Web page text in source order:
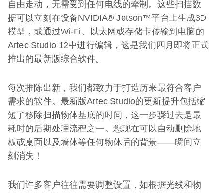
自由走动，无需受到任何电线的牵制。这些扫描数
据可以立刻在设备NVIDIA® Jetson™平台上生成3D
模型，或通过Wi-Fi、以太网或存储卡传输到电脑的
Artec Studio 12中进行编辑，这是我们四月即将正式
推出的最新版综合软件。
每次推陈出新，我们都致力于打造历来最符合客户
需求的软件。最新版Artec Studio的更新提升包括缩
短了移除扫描物体基底的时间，这一步骤过去是最
耗时的后期处理流程之一。您现在可以自动删除地
板或桌面以及墙体等任何物体后的背景——瞬间立
刻消失！
我们许多客户往往需要调整设置，如根据光线和物